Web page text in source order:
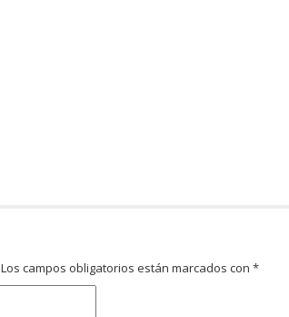
Los campos obligatorios están marcados con*